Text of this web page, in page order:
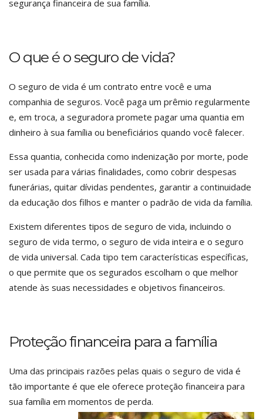
segurança financeira de sua família.
O que é o seguro de vida?
O seguro de vida é um contrato entre você e uma
companhia de seguros. Você paga um prêmio regularmente
e, em troca, a seguradora promete pagar uma quantia em
dinheiro à sua família ou beneficiários quando você falecer.
Essa quantia, conhecida como indenização por morte, pode
ser usada para várias finalidades, como cobrir despesas
funerárias, quitar dívidas pendentes, garantir a continuidade
da educação dos filhos e manter o padrão de vida da família.
Existem diferentes tipos de seguro de vida, incluindo o
seguro de vida termo, o seguro de vida inteira e o seguro
de vida universal. Cada tipo tem características específicas,
o que permite que os segurados escolham o que melhor
atende às suas necessidades e objetivos financeiros.
Proteção financeira para a família
Uma das principais razões pelas quais o seguro de vida é
tão importante é que ele oferece proteção financeira para
sua família em momentos de perda.